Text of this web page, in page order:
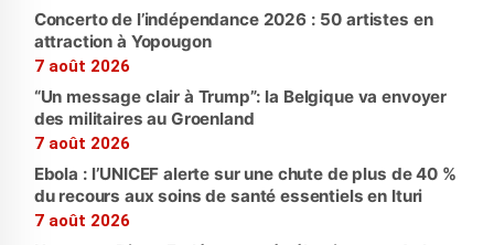
Concerto de l’indépendance 2026 : 50 artistes en
attraction à Yopougon
7 août 2026
“Un message clair à Trump”: la Belgique va envoyer
des militaires au Groenland
7 août 2026
Ebola : l’UNICEF alerte sur une chute de plus de 40 %
du recours aux soins de santé essentiels en Ituri
7 août 2026